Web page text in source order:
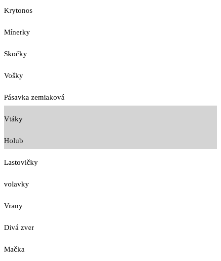
Krytonos
Mínerky
Skočky
Vošky
Pásavka zemiaková
Vtáky
Holub
Lastovičky
volavky
Vrany
Divá zver
Mačka